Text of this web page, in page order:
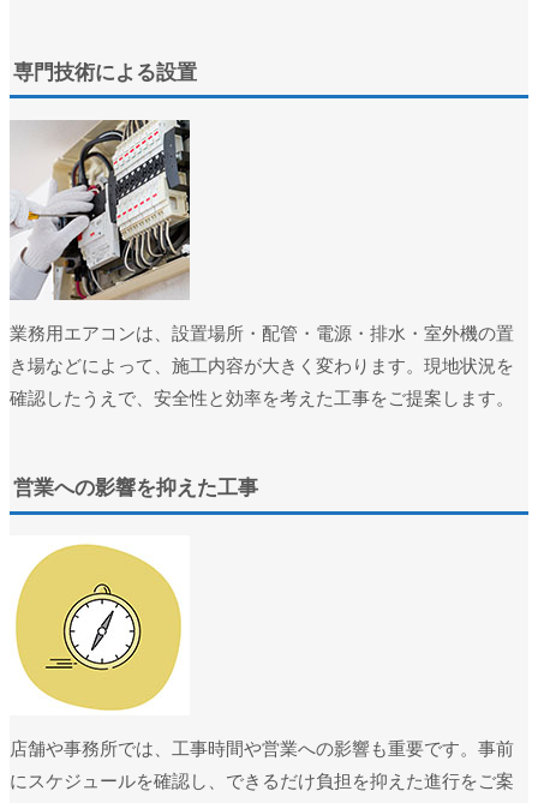
専門技術による設置
業務用エアコンは、設置場所・配管・電源・排水・室外機の置
き場などによって、施工内容が大きく変わります。現地状況を
確認したうえで、安全性と効率を考えた工事をご提案します。
営業への影響を抑えた工事
店舗や事務所では、工事時間や営業への影響も重要です。事前
にスケジュールを確認し、できるだけ負担を抑えた進行をご案